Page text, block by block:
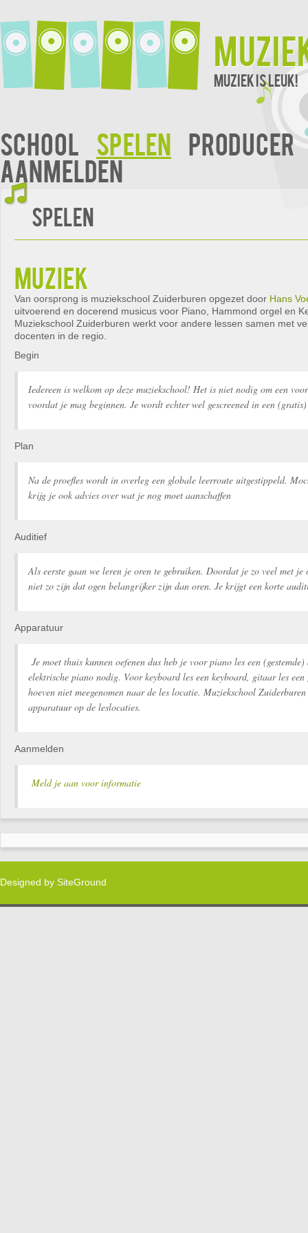
Muziek is leuk!
School Spelen Producer
Aanmelden
Spelen
muziek
Van oorsprong is muziekschool Zuiderburen opgezet door Hans
uitvoerend en docerend musicus voor Piano, Hammond orgel en
Muziekschool Zuiderburen werkt voor andere lessen samen met
docenten in de regio.
Begin
Iedereen is welkom op deze muziekschool! Het is niet nodig om een
voordat je mag beginnen. Je wordt echter wel gescreened in een
Plan
Na de proefles wordt in overleg een globale leerroute uitgestippeld.
krijg je ook advies over wat je nog moet aanschaffen
Auditief
Als eerste gaan we leren je oren te gebruiken. Doordat je zo veel met je
niet zo zijn dat ogen belangrijker zijn dan oren. Je krijgt een korte
Apparatuur
Je moet thuis kunnen oefenen dus heb je voor piano les een (gestemde)
elektrische piano nodig. Voor keyboard les een keyboard, gitaar les
hoeven niet meegenomen naar de les locatie. Muziekschool
apparatuur op de leslocaties.
Aanmelden
Meld je aan voor informatie
Designed by SiteGround